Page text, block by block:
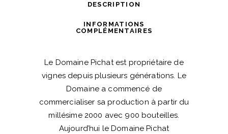
DESCRIPTION
INFORMATIONS
COMPLÉMENTAIRES
Le Domaine Pichat est propriétaire de
vignes depuis plusieurs générations. Le
Domaine a commencé de
commercialiser sa production à partir du
millésime 2000 avec 900 bouteilles.
Aujourd’hui le Domaine Pichat